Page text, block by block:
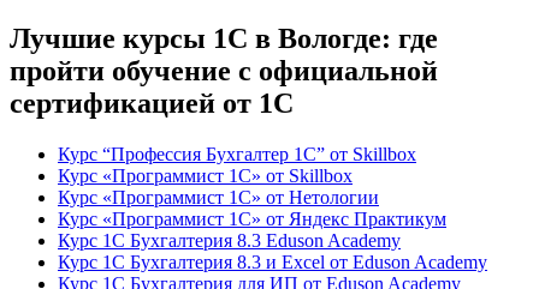
Лучшие курсы 1С в Вологде: где
пройти обучение с официальной
сертификацией от 1С
Курс “Профессия Бухгалтер 1С” от Skillbox
Курс «Программист 1С» от Skillbox
Курс «Программист 1С» от Нетологии
Курс «Программист 1С» от Яндекс Практикум
Курс 1С Бухгалтерия 8.3 Eduson Academy
Курс 1С Бухгалтерия 8.3 и Excel от Eduson Academy
Курс 1С Бухгалтерия для ИП от Eduson Academy